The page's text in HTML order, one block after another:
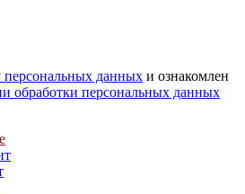
персональных данных и ознакомлен
обработки персональных данных